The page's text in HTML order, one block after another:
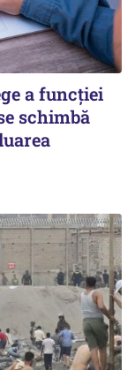
a funcției
schimbă